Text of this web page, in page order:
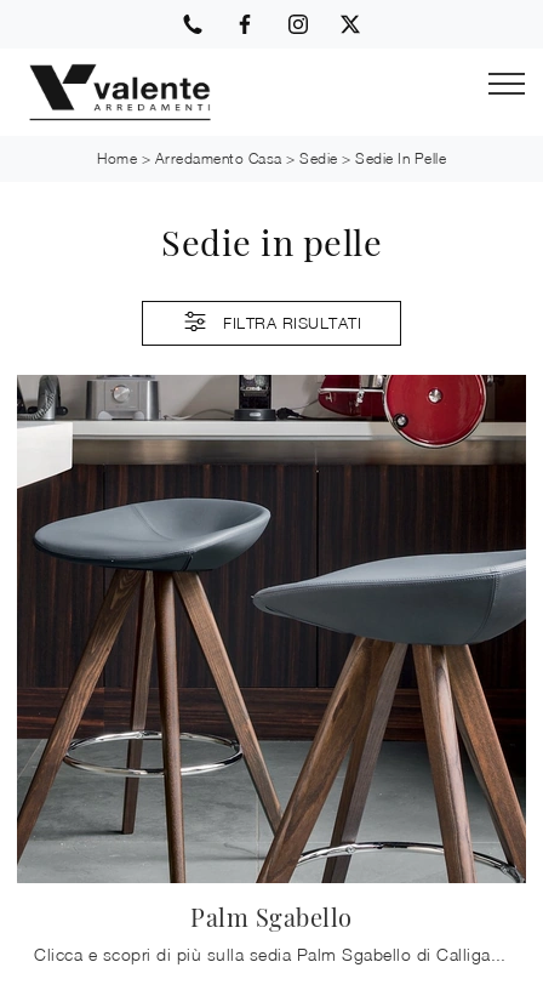
Home > Arredamento Casa > Sedie > Sedie In Pelle
Sedie in pelle
FILTRA RISULTATI
Palm Sgabello